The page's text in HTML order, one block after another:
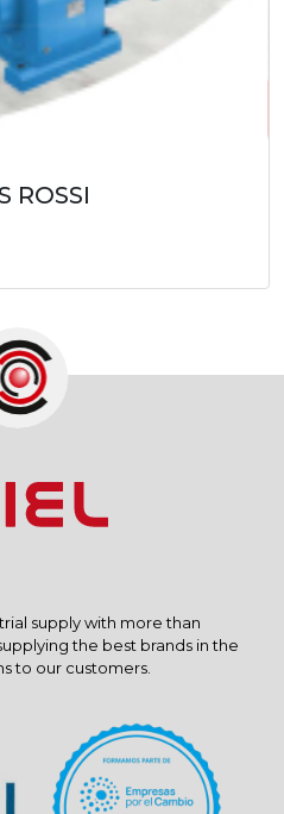
ROSSI
supply with more than
the best brands in the
to our customers.